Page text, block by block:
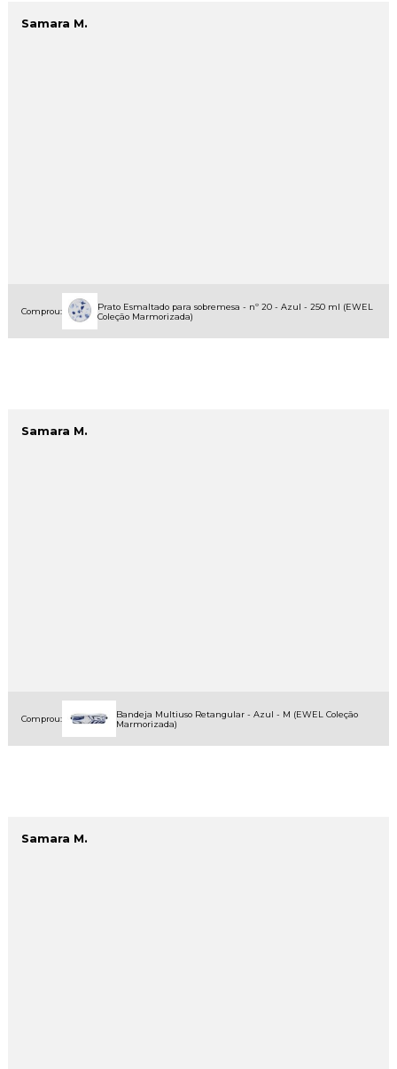
Samara M.
Comprou:
Prato Esmaltado para sobremesa - nº 20 - Azul - 250 ml (EWEL
Coleção Marmorizada)
Samara M.
Comprou:
Bandeja Multiuso Retangular - Azul - M (EWEL Coleção
Marmorizada)
Samara M.